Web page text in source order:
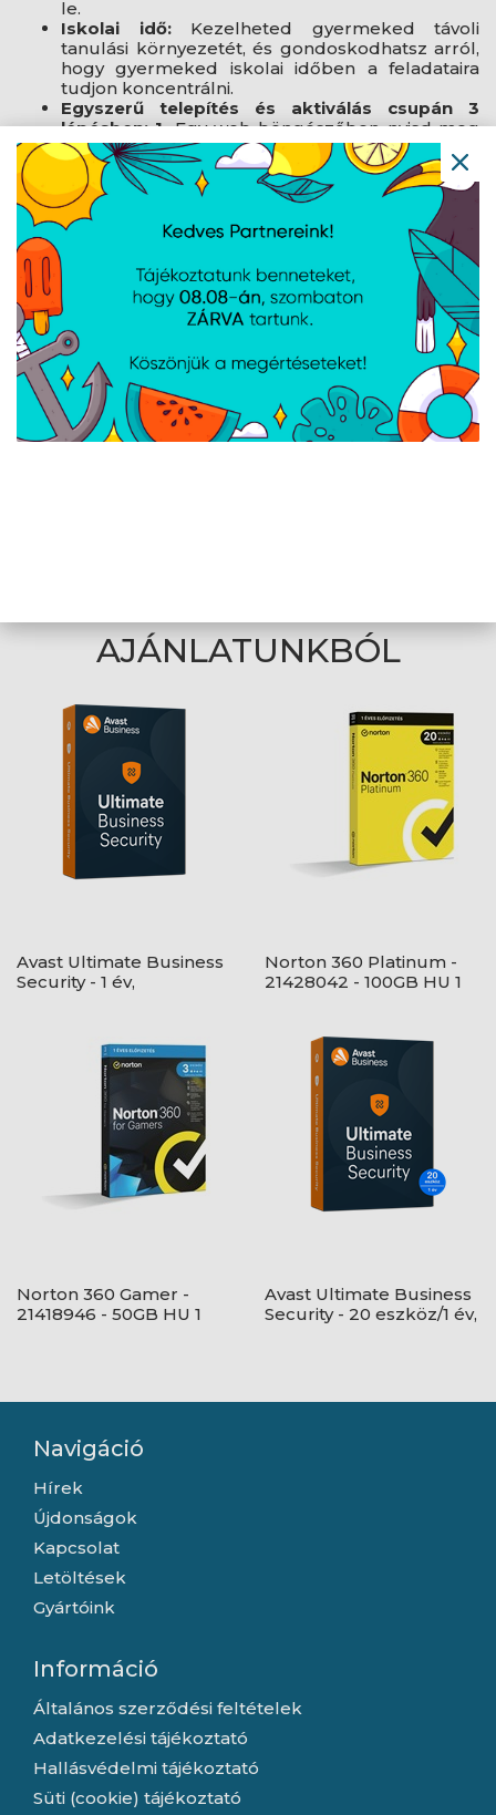
le.
Iskolai idő:Kezelheted gyermeked távoli
tanulási környezetét, és gondoskodhatsz arról,
hogy gyermeked iskolai időben a feladataira
tudjon koncentrálni.
Egyszerű telepítés és aktiválás csupán 3
lépésben: 1.Egy web-böngészőben nyisd meg
a norton.com/setup oldalt és hozz létre egy
saját fiókot.2.Add meg a termékkulcsod.3.
Kattints a Tovább felületre, majd kövesd a
megjelenő utasításokat.
Műszaki adatok
Felhasználók száma: 1
Eszközbiztonság: Max. 5 PC, Mac, okostelefon
vagy tablet védelem
Funkciók: Vírusok, kártevő-, kém és
zsarolóprogramok elleni védelem; Jelszó
kezelő; Tűzfal; Szülői felügyelet; Iskola idő;
Online védelem (SafeCam PC-hez, Secure VPN)
Felhőalapú biztonsági mentés tárhelye PC-hez:
AJÁNLATUNKBÓL
Avast Ultimate Business
Security - 1 év,
Norton 360 Platinum -
21428042 - 100GB HU 1
Norton 360 Gamer -
21418946 - 50GB HU 1
Avast Ultimate Business
Security - 20 eszköz/1 év,
Navigáció
Hírek
Újdonságok
Kapcsolat
Letöltések
Gyártóink
Információ
Általános szerződési feltételek
Adatkezelési tájékoztató
Hallásvédelmi tájékoztató
Süti (cookie) tájékoztató